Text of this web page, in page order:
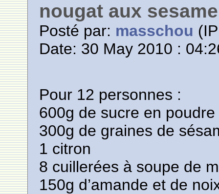
nougat aux
Posté par: masschou
Date: 30 May 2010 :
Pour 12 personnes :
600g de sucre en poudre
300g de graines de
1 citron
8 cuillerées à soupe de
150g d’amande et de